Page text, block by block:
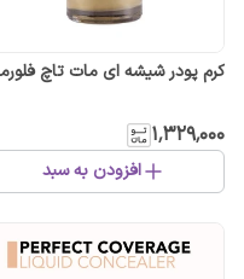
کرم پودر شیشه ای مات تاچ
۱٬۳۲۹٬۰۰۰
افزودن به سبد